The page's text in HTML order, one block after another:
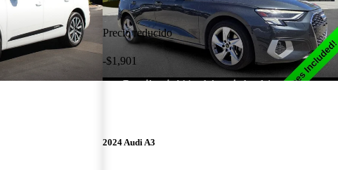
Precio reducido
-$1,901
2024 Audi A3